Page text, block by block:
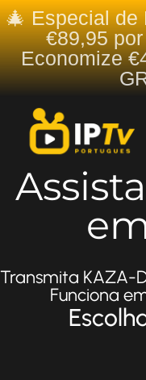
🎄 Especial de
€89,95
Economize
Transmita KAZA-
Funciona